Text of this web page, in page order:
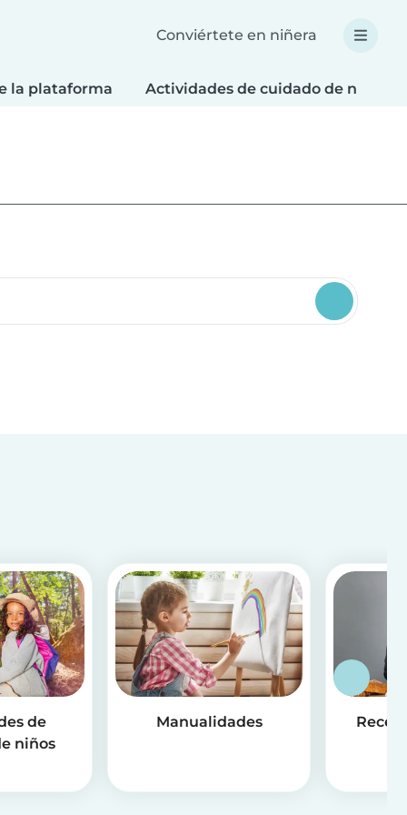
Conviértete en niñera
la plataforma Actividades de cuidado de niños
de
niños
Manualidades